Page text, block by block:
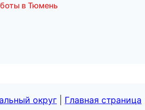
в Тюмень
округ Главная страница